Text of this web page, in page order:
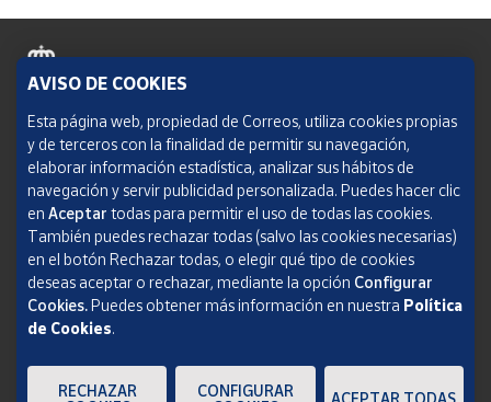
Política de cookies
Aviso legal
Condiciones del servicio
Política de Privacidad Web
Informe de transparencia
SOCIEDAD ESTATAL CORREOS Y TELÉGRAFOS, S.A., S.M.E. Todos los derechos
AVISO DE COOKIES
Esta página web, propiedad de Correos, utiliza cookies propias
y de terceros con la finalidad de permitir su navegación,
elaborar información estadística, analizar sus hábitos de
navegación y servir publicidad personalizada. Puedes hacer clic
en Aceptar todas para permitir el uso de todas las cookies.
También puedes rechazar todas (salvo las cookies necesarias)
en el botón Rechazar todas, o elegir qué tipo de cookies
deseas aceptar o rechazar, mediante la opción Configurar
Cookies.Puedes obtener más información en nuestra Política
de Cookies.
RECHAZAR
CONFIGURAR
ACEPTAR TODAS